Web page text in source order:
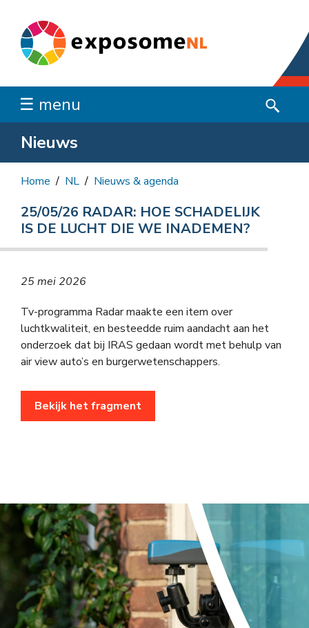
☰ menu
Nieuws
Home NL Nieuws & agenda
25/05/26 RADAR: HOE SCHADELIJK
IS DE LUCHT DIE WE INADEMEN?
25 mei 2026
Tv-programma Radar maakte een item over
luchtkwaliteit, en besteedde ruim aandacht aan het
onderzoek dat bij IRAS gedaan wordt met behulp van
air view auto’s en burgerwetenschappers.
Bekijk het fragment